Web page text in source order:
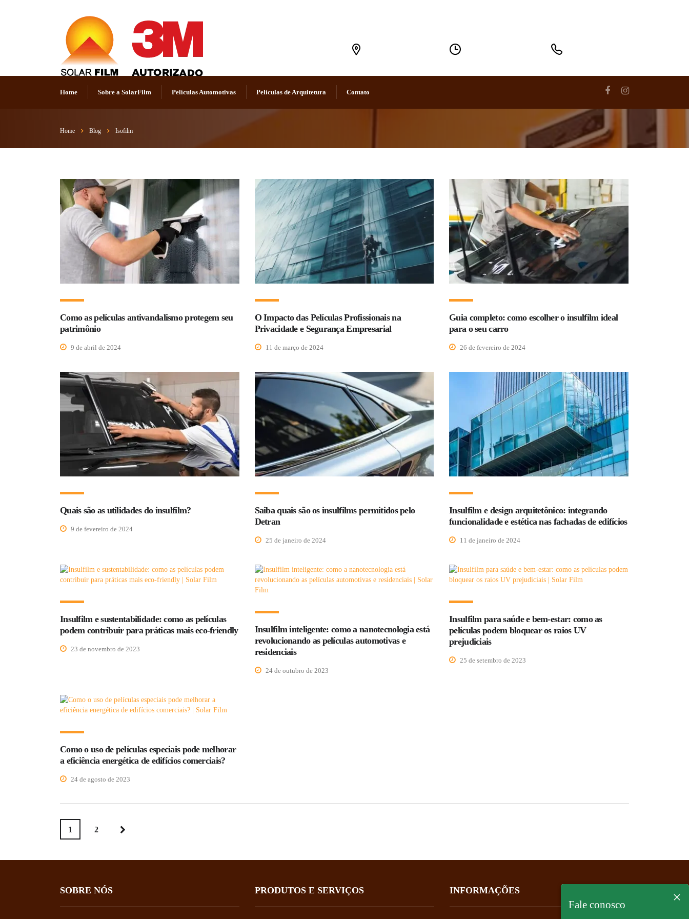
×
Fale conosco
Home Sobre a SolarFilm Películas Automotivas Películas de Arquitetura Contato
Home Blog Isofilm
Como as películas antivandalismo protegem seu
patrimônio
9 de abril de 2024
O Impacto das Películas Profissionais na
Privacidade e Segurança Empresarial
11 de março de 2024
Guia completo: como escolher o insulfilm ideal
para o seu carro
26 de fevereiro de 2024
Quais são as utilidades do insulfilm?
9 de fevereiro de 2024
Saiba quais são os insulfilms permitidos pelo
Detran
25 de janeiro de 2024
Insulfilm e design arquitetônico: integrando
funcionalidade e estética nas fachadas de edifícios
11 de janeiro de 2024
Insulfilm e sustentabilidade: como as películas
podem contribuir para práticas mais eco-friendly
23 de novembro de 2023
Insulfilm inteligente: como a nanotecnologia está
revolucionando as películas automotivas e
residenciais
24 de outubro de 2023
Insulfilm para saúde e bem-estar: como as
películas podem bloquear os raios UV
prejudiciais
25 de setembro de 2023
Como o uso de películas especiais pode melhorar
a eficiência energética de edifícios comerciais?
24 de agosto de 2023
1 2
SOBRE NÓS PRODUTOS E SERVIÇOS INFORMAÇÕES